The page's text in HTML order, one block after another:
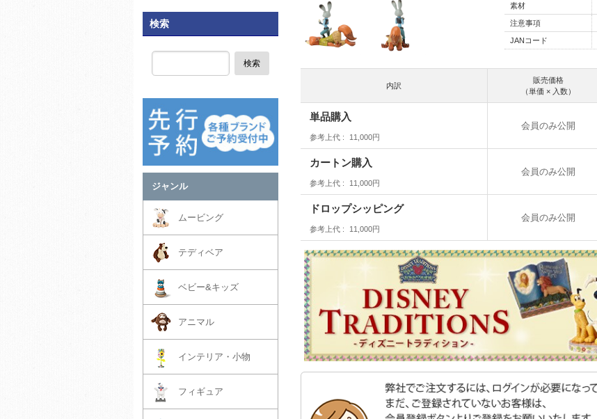
素材
注意事項
JANコード
内訳
販売価格
（単価 × 入数）
単品購入
参考上代 11,000円
会員のみ公開
カートン購入
参考上代 11,000円
会員のみ公開
ドロップシッピング
参考上代 11,000円
会員のみ公開
検索
検索
ジャンル
ムービング
テディベア
ベビー&キッズ
アニマル
インテリア・小物
フィギュア